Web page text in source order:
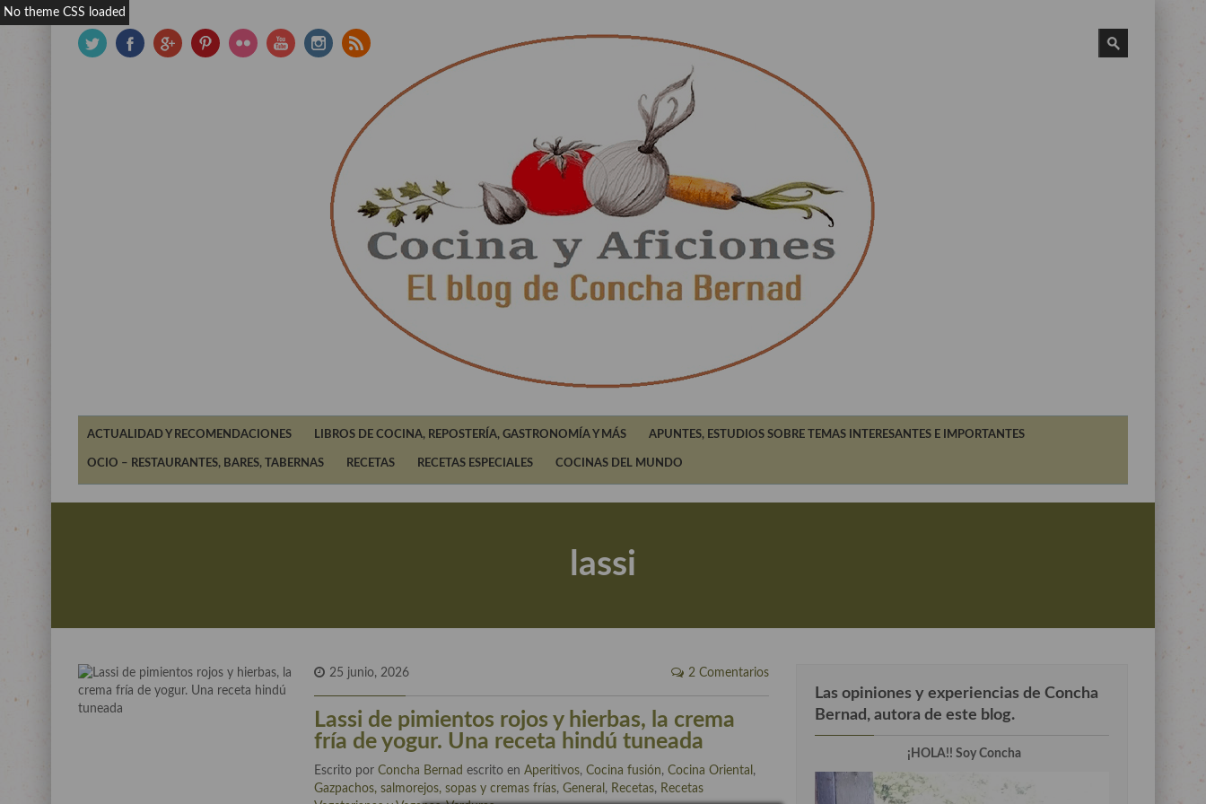
ACTUALIDAD Y RECOMENDACIONES LIBROS DE COCINA, REPOSTERÍA, GASTRONOMÍA Y MÁS APUNTES, ESTUDIOS SOBRE TEMAS INTERESANTES E IMPORTANTES
OCIO – RESTAURANTES, BARES, TABERNAS RECETAS RECETAS ESPECIALES COCINAS DEL MUNDO
lassi
25 junio, 2026 2 Comentarios
Lassi de pimientos rojos y hierbas, la crema
fría de yogur. Una receta hindú tuneada
Escrito porConcha Bernad escrito enAperitivos,Cocina fusión,Cocina Oriental ,
Gazpachos, salmorejos, sopas y cremas frías,General , Recetas, Recetas
Las opiniones y experiencias de Concha
Bernad, autora de este blog.
¡HOLA!! Soy Concha
No theme CSS loaded